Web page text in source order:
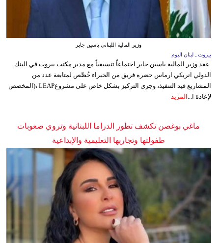
وزير المالية اللبناني ياسين جابر
بيروت ـ لبنان اليوم
عقد وزير المالية ياسين جابر اجتماعاً تنسيقياً مع مدير مكتب بيروت في البنك
الدولي انريكي ارماس حضره فريق من الخبراء خُصِّص لمتابعة عدد من
المشاريع قيد التنفيذ، وجرى التركيز بشكل خاص على مشروعLEAP ،(المخصص
لإعادة ا... المزيد
ماغي بوغصن تكشف تطور الدراما اللبنانية وتروي صعوبات
طفولتها وتجاربها التعليمية والإبداعية